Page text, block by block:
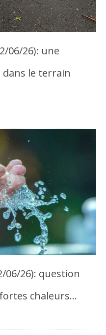
06/26): une
dans le terrain
06/26): question
chaleurs…